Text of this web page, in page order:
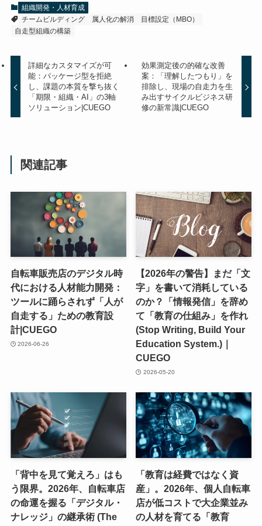
組織開発・人材育成
チームビルディング
属人化の解消
目標設定（MBO）
自走型組織の構築
詳細なカスタマイズが可
能：パッケージ型を拒絶
し、課題の本質を撃ち抜く
「期限・組織・AI」の3軸
ソリューション|CUEGO
効果測定後の的確な改善
案：「理解したつもり」を
排除し、現場の自走力を生
み出すサイクルビジネス研
修の新常識|CUEGO
関連記事
自転車販売店のデジタル時
代における人材能力開発：
ツールに踊らされず「人が
自走する」ための教育設
計|CUEGO
2026-06-26
【2026年の警告】まだ「文
字」を書いて消耗している
のか？「情報発信」を辞め
て「教育の仕組み」を作れ
(Stop Writing, Build Your
Education System.)｜
CUEGO
2026-05-20
「背中を見て覚えろ」はも
う限界。2026年、自転車店
の命運を握る「デジタル・
ナレッジ」の継承術 (The
「教育は経費ではなく資
産」。2026年、個人自転車
店が低コストで大企業並み
の人材を育てる「教育